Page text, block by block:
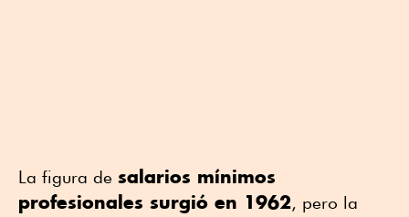
La figura de salarios mínimos
profesionales surgió en 1962, pero la